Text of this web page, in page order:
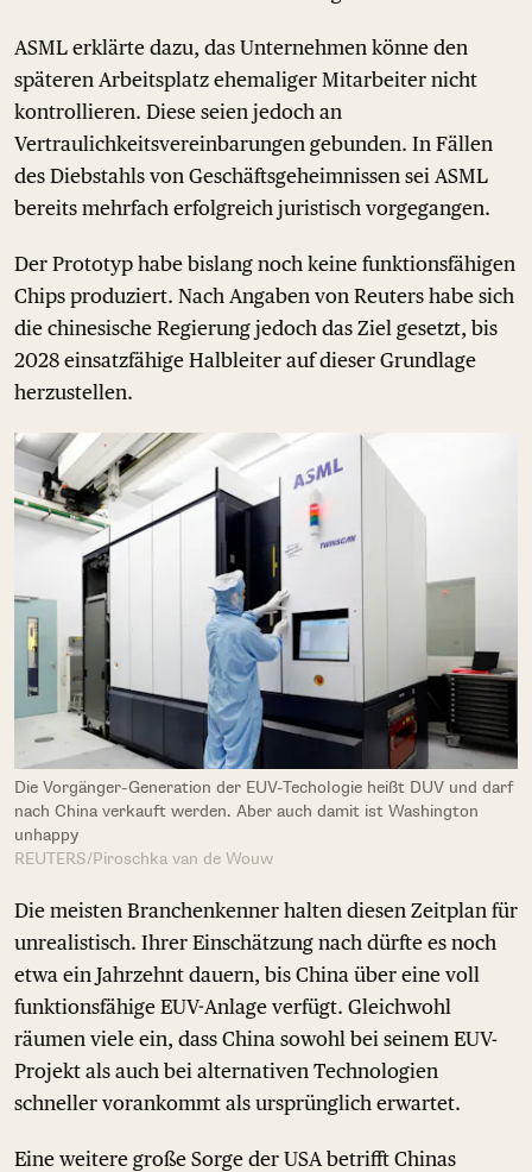
ASML erklärte dazu, das Unternehmen könne den
späteren Arbeitsplatz ehemaliger Mitarbeiter nicht
kontrollieren. Diese seien jedoch an
Vertraulichkeitsvereinbarungen gebunden. In Fällen
des Diebstahls von Geschäftsgeheimnissen sei ASML
bereits mehrfach erfolgreich juristisch vorgegangen.
Der Prototyp habe bislang noch keine funktionsfähigen
Chips produziert. Nach Angaben von Reuters habe sich
die chinesische Regierung jedoch das Ziel gesetzt, bis
2028 einsatzfähige Halbleiter auf dieser Grundlage
herzustellen.
Die Vorgänger-Generation der EUV-Techologie heißt DUV und darf
nach China verkauft werden. Aber auch damit ist Washington
unhappy
REUTERS/Piroschka van de Wouw
Die meisten Branchenkenner halten diesen Zeitplan für
unrealistisch. Ihrer Einschätzung nach dürfte es noch
etwa ein Jahrzehnt dauern, bis China über eine voll
funktionsfähige EUV-Anlage verfügt. Gleichwohl
räumen viele ein, dass China sowohl bei seinem EUV-
Projekt als auch bei alternativen Technologien
schneller vorankommt als ursprünglich erwartet.
Eine weitere große Sorge der USA betrifft Chinas